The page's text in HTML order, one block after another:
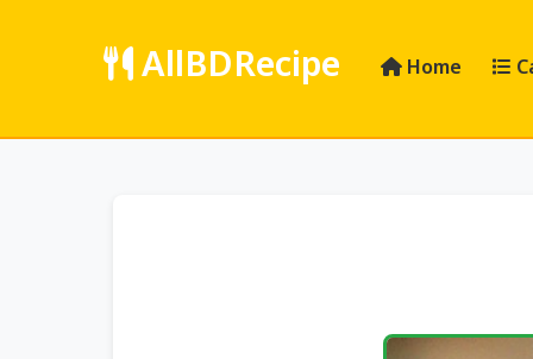
AllBDRecipe Home